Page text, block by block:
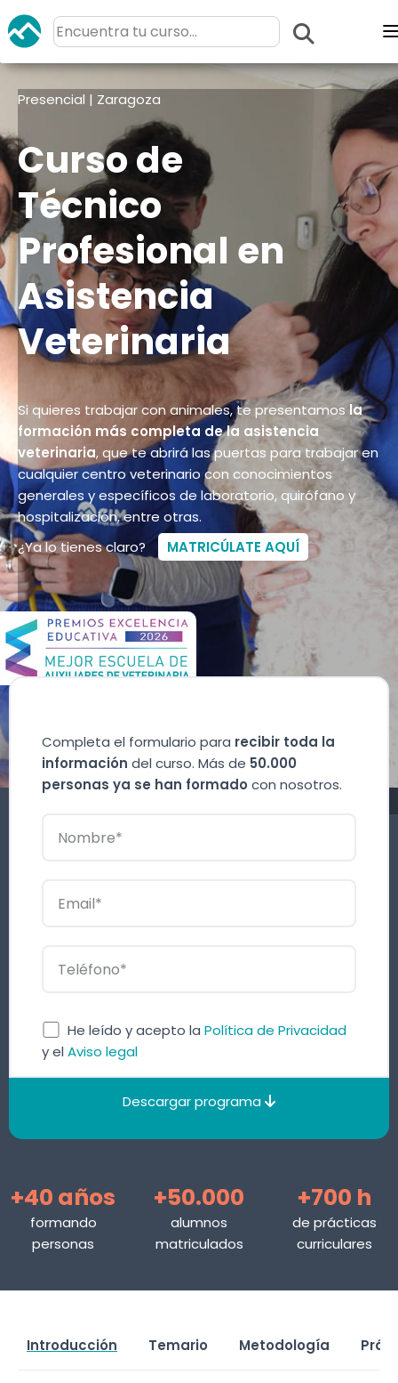
Presencial | Zaragoza
Curso de
Técnico
Profesional en
Asistencia
Veterinaria
Si quieres trabajar con animales, te presentamos la
formación más completa de la asistencia
veterinaria, que te abrirá las puertas para trabajar en
cualquier centro veterinario con conocimientos
generales y específicos de laboratorio, quirófano y
hospitalización, entre otras.
¿Ya lo tienes claro?
MATRICÚLATE AQUÍ
Completa el formulario para recibir toda la
información del curso. Más de 50.000
personas ya se han formado con nosotros.
He leído y acepto la Política de Privacidad
y el Aviso legal
Descargar programa
+40 años
formando
personas
+50.000
alumnos
matriculados
+700 h
de prácticas
curriculares
Introducción Temario Metodología